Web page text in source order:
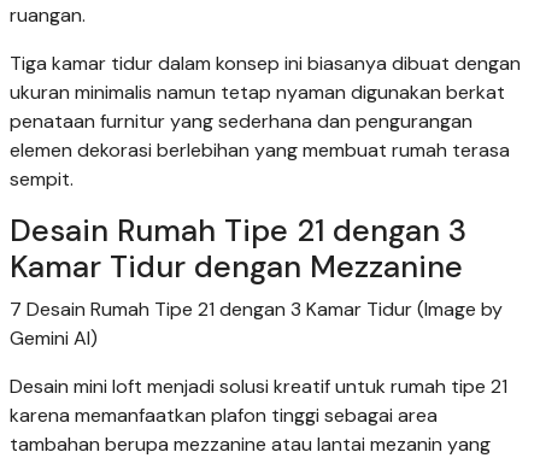
ruangan.
Tiga kamar tidur dalam konsep ini biasanya dibuat dengan
ukuran minimalis namun tetap nyaman digunakan berkat
penataan furnitur yang sederhana dan pengurangan
elemen dekorasi berlebihan yang membuat rumah terasa
sempit.
Desain Rumah Tipe 21 dengan 3
Kamar Tidur dengan Mezzanine
7 Desain Rumah Tipe 21 dengan 3 Kamar Tidur (Image by
Gemini AI)
Desain mini loft menjadi solusi kreatif untuk rumah tipe 21
karena memanfaatkan plafon tinggi sebagai area
tambahan berupa mezzanine atau lantai mezanin yang